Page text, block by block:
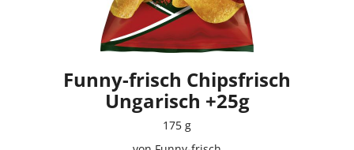
Funny-frisch Chipsfrisch
Ungarisch +25g
175 g